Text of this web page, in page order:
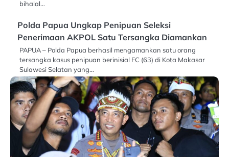
bihalal…
Polda Papua Ungkap Penipuan Seleksi
Penerimaan AKPOL Satu Tersangka Diamankan
PAPUA – Polda Papua berhasil mengamankan satu orang
tersangka kasus penipuan berinisial FC (63) di Kota Makasar
Sulawesi Selatan yang…